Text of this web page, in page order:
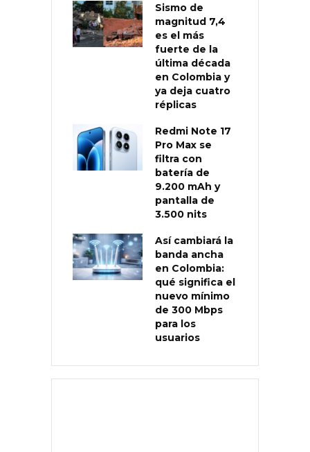
Sismo de
magnitud 7,4
es el más
fuerte de la
última década
en Colombia y
ya deja cuatro
réplicas
Redmi Note 17
Pro Max se
filtra con
batería de
9.200 mAh y
pantalla de
3.500 nits
Así cambiará la
banda ancha
en Colombia:
qué significa el
nuevo mínimo
de 300 Mbps
para los
usuarios